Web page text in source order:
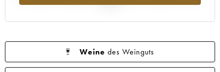
Weine des Weinguts